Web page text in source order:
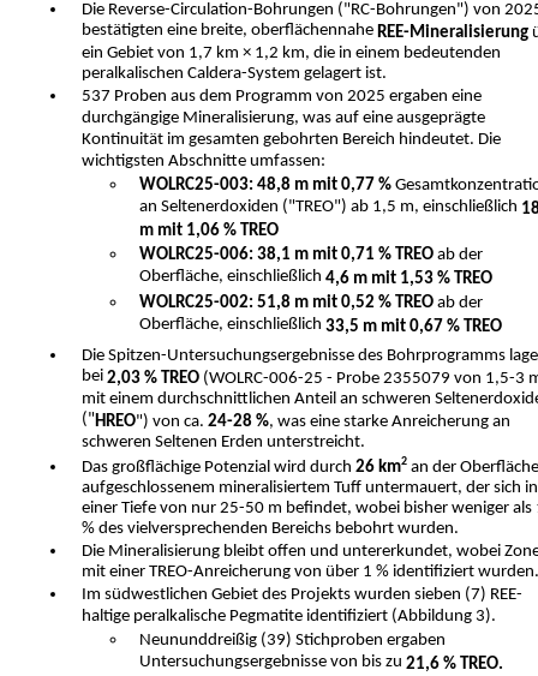
Die Reverse-Circulation-Bohrungen ("RC-Bohrungen") von
bestätigten eine breite, oberflächennahe REE-Mineralisierung
ein Gebiet von 1,7 km × 1,2 km, die in einem bedeutenden
peralkalischen Caldera-System gelagert ist.
537 Proben aus dem Programm von 2025 ergaben eine
durchgängige Mineralisierung, was auf eine ausgeprägte
Kontinuität im gesamten gebohrten Bereich hindeutet. Die
wichtigsten Abschnitte umfassen:
WOLRC25-003: 48,8 m mit 0,77 %
an Seltenerdoxiden ("TREO") ab 1,5 m, einschließlich
m mit 1,06 % TREO
WOLRC25-006: 38,1 m mit 0,71 % TREO ab der
Oberfläche, einschließlich 4,6 m mit 1,53 % TREO
WOLRC25-002: 51,8 m mit 0,52 % TREO ab der
Oberfläche, einschließlich 33,5 m mit 0,67 % TREO
Die Spitzen-Untersuchungsergebnisse des Bohrprogramms
bei 2,03 % TREO(WOLRC-006-25 - Probe 2355079 von 1,5-3
mit einem durchschnittlichen Anteil an schweren
("HREO") von ca. 24-28 %, was eine starke Anreicherung an
schweren Seltenen Erden unterstreicht.
Das großflächige Potenzial wird durch 26 km2 an der Oberfläche
aufgeschlossenem mineralisiertem Tuff untermauert, der sich in
einer Tiefe von nur 25-50 m befindet, wobei bisher weniger als
% des vielversprechenden Bereichs bebohrt wurden.
Die Mineralisierung bleibt offen und untererkundet, wobei
mit einer TREO-Anreicherung von über 1 % identifiziert wurden.
Im südwestlichen Gebiet des Projekts wurden sieben (7) REE-
haltige peralkalische Pegmatite identifiziert (Abbildung 3).
Neununddreißig (39) Stichproben ergaben
Untersuchungsergebnisse von bis zu 21,6 % TREO.